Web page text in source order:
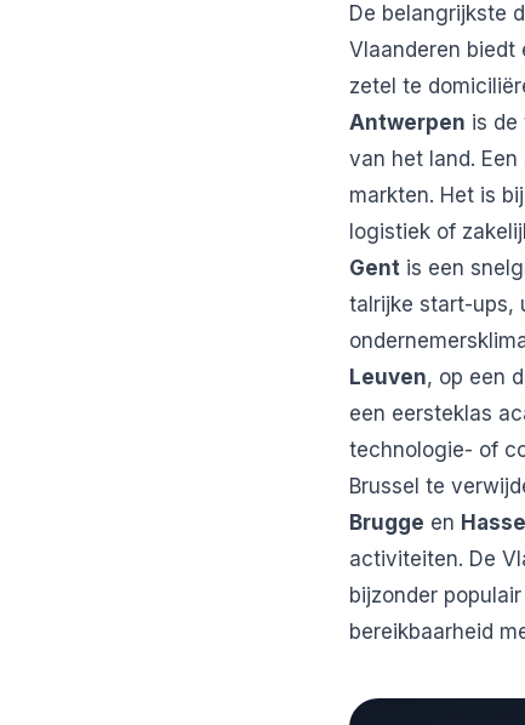
De belangrijkste
Vlaanderen biedt
zetel te
Antwerpen is de
van het land.
markten. Het is
logistiek of
Gent is een
talrijke start-ups,
Leuven, op een
een eersteklas
technologie- of
Brussel te
Brugge en
activiteiten. De
bijzonder
bereikbaarheid